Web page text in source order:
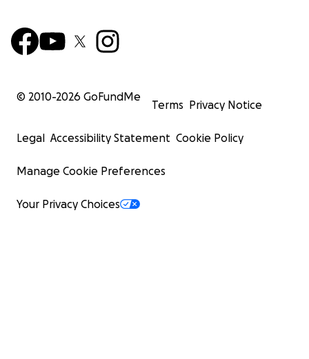
© 2010-2026 GoFundMe
Terms Privacy Notice
Legal Accessibility Statement Cookie Policy
Manage Cookie Preferences
Your Privacy Choices